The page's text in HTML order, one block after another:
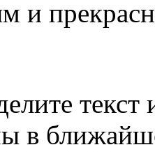
и
в